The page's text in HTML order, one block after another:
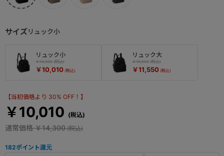
【当初価格より 30% OFF！】
￥10,010
通常価格￥14,300
サイズリュック小
リュック小
￥14,300
￥10,010
リュック大
￥16,500
￥11,550
182ポイント還元